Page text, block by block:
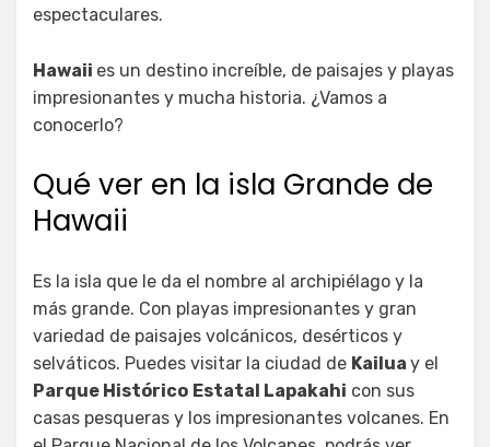
espectaculares.
Hawaii es un destino increíble, de paisajes y playas
impresionantes y mucha historia. ¿Vamos a
conocerlo?
Qué ver en la isla Grande de
Hawaii
Es la isla que le da el nombre al archipiélago y la
más grande. Con playas impresionantes y gran
variedad de paisajes volcánicos, desérticos y
selváticos. Puedes visitar la ciudad de Kailua y el
Parque Histórico Estatal Lapakahi con sus
casas pesqueras y los impresionantes volcanes. En